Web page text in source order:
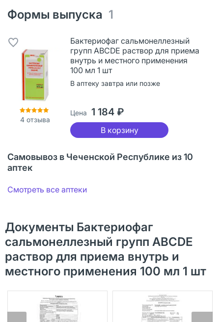
Формы выпуска 1
4отзыва
Бактериофаг сальмонеллезный
групп ABCDE раствор для приема
внутрь и местного применения
100 мл 1 шт
В аптеку завтра или позже
Цена 1 184 ₽
В корзину
Самовывоз в Чеченской Республике из 10
аптек
Смотреть все аптеки
Документы Бактериофаг
сальмонеллезный групп ABCDE
раствор для приема внутрь и
местного применения 100 мл 1 шт